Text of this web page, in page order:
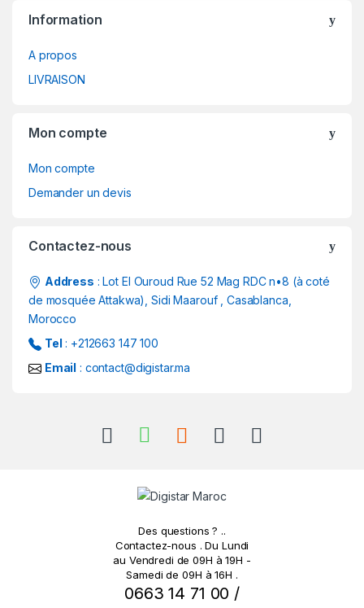
Information
A propos
LIVRAISON
Mon compte
Mon compte
Demander un devis
Contactez-nous
Address : Lot El Ouroud Rue 52 Mag RDC n•8 (à coté
de mosquée Attakwa), Sidi Maarouf , Casablanca,
Morocco
Tel : +212663 147 100
Email : contact@digistar.ma
Des questions ? ..
Contactez-nous . Du Lundi
au Vendredi de 09H à 19H -
Samedi de 09H à 16H .
0663 14 71 00 /